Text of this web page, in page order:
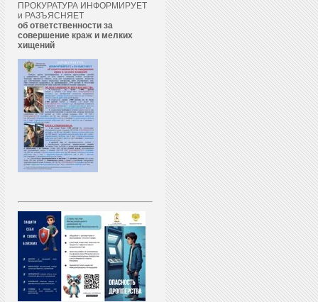
ПРОКУРАТУРА ИНФОРМИРУЕТ
и РАЗЪЯСНЯЕТ
об ответственности за
совершение краж и мелких
хищений